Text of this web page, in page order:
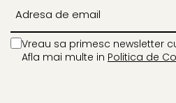
Vreau sa primesc newsletter
Afla mai multe in Politica de